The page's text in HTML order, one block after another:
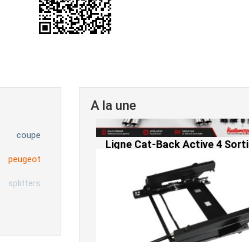
coupe
peugeot
splitters
A la une